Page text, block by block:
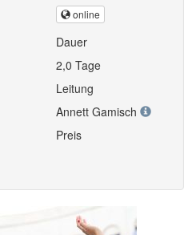
online
Dauer
2,0 Tage
Leitung
Annett Gamisch
Preis